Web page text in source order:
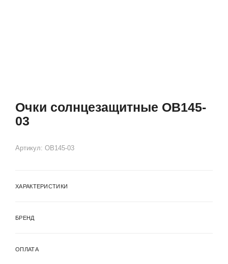
Очки солнцезащитные OB145-
03
Артикул: OB145-03
ХАРАКТЕРИСТИКИ
БРЕНД
ОПЛАТА